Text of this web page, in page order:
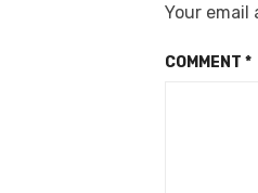
Your email
COMMENT *